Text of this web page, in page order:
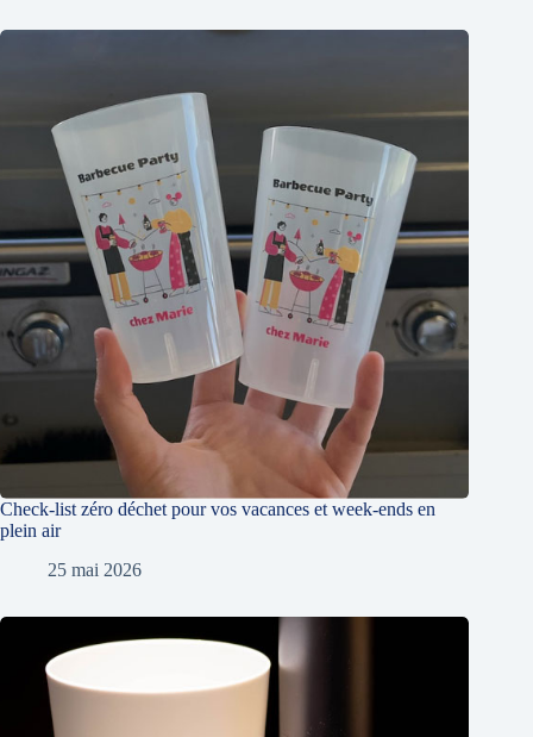
Check-list zéro déchet pour vos vacances et week-ends en
plein air
25 mai 2026